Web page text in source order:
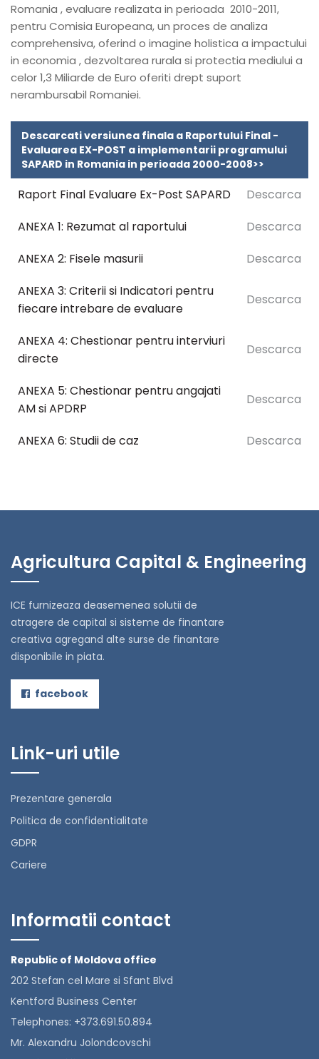
Romania , evaluare realizata in perioada 2010-2011,
pentru Comisia Europeana, un proces de analiza
comprehensiva, oferind o imagine holistica a impactului
in economia , dezvoltarea rurala si protectia mediului a
celor 1,3 Miliarde de Euro oferiti drept suport
nerambursabil Romaniei.
Descarcati versiunea finala a Raportului Final -
Evaluarea EX-POST a implementarii programului
SAPARD in Romania in perioada 2000-2008>>
Raport Final Evaluare Ex-Post SAPARD
Descarca
ANEXA 1: Rezumat al raportului
Descarca
ANEXA 2: Fisele masurii
Descarca
ANEXA 3: Criterii si Indicatori pentru
fiecare intrebare de evaluare
Descarca
ANEXA 4: Chestionar pentru interviuri
directe
Descarca
ANEXA 5: Chestionar pentru angajati
AM si APDRP
Descarca
ANEXA 6: Studii de caz Descarca
Agricultura Capital & Engineering
ICE furnizeaza deasemenea solutii de
atragere de capital si sisteme de finantare
creativa agregand alte surse de finantare
disponibile in piata.
facebook
Link-uri utile
Prezentare generala
Politica de confidentialitate
GDPR
Cariere
Informatii contact
Republic of Moldova office
202 Stefan cel Mare si Sfant Blvd
Kentford Business Center
Telephones: +373.691.50.894
Mr. Alexandru Jolondcovschi